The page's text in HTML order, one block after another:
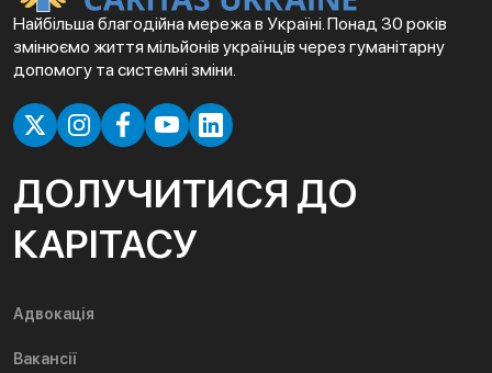
Найбільша благодійна мережа в Україні. Понад 30 років
змінюємо життя мільйонів українців через гуманітарну
допомогу та системні зміни.
ДОЛУЧИТИСЯ ДО
КАРІТАСУ
Адвокація
Вакансії